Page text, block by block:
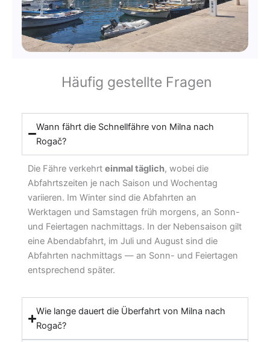
Häufig gestellte Fragen
Wann fährt die Schnellfähre von Milna nach
Rogač?
Die Fähre verkehrteinmal täglich, wobei die
Abfahrtszeiten je nach Saison und Wochentag
variieren. Im Winter sind die Abfahrten an
Werktagen und Samstagen früh morgens, an Sonn-
und Feiertagen nachmittags. In der Nebensaison gilt
eine Abendabfahrt, im Juli und August sind die
Abfahrten nachmittags — an Sonn- und Feiertagen
entsprechend später.
Wie lange dauert die Überfahrt von Milna nach
Rogač?